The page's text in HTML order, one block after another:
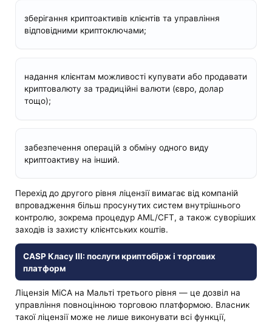
зберігання криптоактивів клієнтів та управління
відповідними криптоключами;
надання клієнтам можливості купувати або продавати
криптовалюту за традиційні валюти (євро, долар
тощо);
забезпечення операцій з обміну одного виду
криптоактиву на інший.
Перехід до другого рівня ліцензії вимагає від компаній
впровадження більш просунутих систем внутрішнього
контролю, зокрема процедур AML/CFT, а також суворіших
заходів із захисту клієнтських коштів.
CASP Класу III: послуги криптобірж і торгових
платформ
Ліцензія MiCA на Мальті третього рівня — це дозвіл на
управління повноцінною торговою платформою. Власник
такої ліцензії може не лише виконувати всі функції,